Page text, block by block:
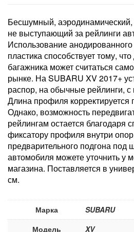
Бесшумный, аэродинамический,
не выступающий за рейлинги
Использование
пластика способствует тому,
багажника может считаться
рынке. На SUBARU XV 2017+
распор, на обычные рейлинги,
Длина профиля корректируется
Однако, возможность
рейлингам остается благодаря
фиксатору профиля внутри
предварительного подгона
автомобиля можете уточнить у
магазина. Поставляется в
см.
Марка
SUBARU
Модель
XV